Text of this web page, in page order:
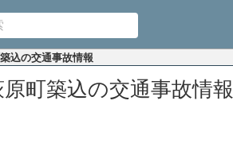
込の交通事故情報
町築込の交通事故情報